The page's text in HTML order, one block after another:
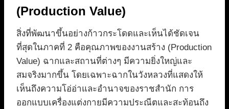
(Production Value)
สิ่งที่พัฒนาขึ้นอย่างก้าวกระโดดและเห็นได้ชัดเจน
ที่สุดในภาคที่ 2 คือคุณภาพของงานสร้าง (Production
Value) ฉากและสถานที่ต่างๆ มีความยิ่งใหญ่และ
สมจริงมากขึ้น โดยเฉพาะฉากในวังหลวงที่แสดงให้
เห็นถึงความโอ่อ่าและอำนาจของราชสำนัก การ
ออกแบบเครื่องแต่งกายมีความประณีตและสะท้อนถึง